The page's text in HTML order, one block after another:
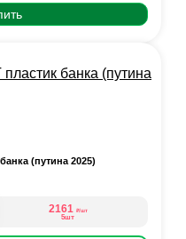
(путина 2025)
2161 ₽/шт
5шт